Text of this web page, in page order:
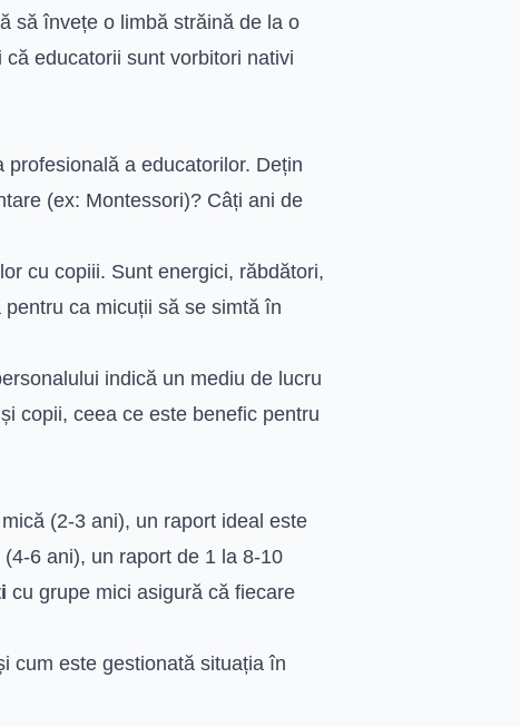
să învețe o limbă străină de la o
educatorii sunt vorbitori nativi
a educatorilor. Dețin
(ex: Montessori)? Câți ani de
cu copiii. Sunt energici, răbdători,
ca micuții să se simtă în
indică un mediu de lucru
copii, ceea ce este benefic pentru
(2-3 ani), un raport ideal este
6 ani), un raport de 1 la 8-10
cu grupe mici asigură că fiecare
cum este gestionată situația în